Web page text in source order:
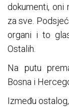
dokumenti, oni
za sve.
organi i to
Ostalih.
Na putu
Bosna i
Između